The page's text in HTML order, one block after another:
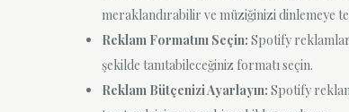
meraklandırabilir ve müziğinizi dinlemeye
Reklam Formatını Seçin: Spotify
şekilde tanıtabileceğiniz formatı seçin.
Reklam Bütçenizi Ayarlayın: Spotify